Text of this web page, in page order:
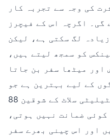
کی وجہ سے تجربہ کار
گی۔ اگرچہ اس کے فیچرز
لگ سکتی ہے، لیکن
کو سمجھ لیتے ہیں،
اور میٹھا سفر بن جاتا
کے لیے بہترین ہے جو
ایڈونچر اور ہائی وولٹیلیٹی سلاٹ کے شوقین 88fd
ضمانت نہیں ہوتی،
اور اس چینی بھرے سفر